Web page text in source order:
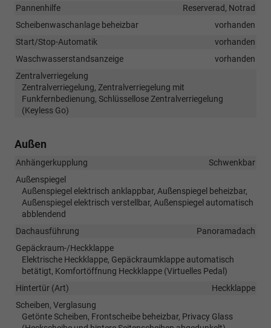
Pannenhilfe
Reserverad, Notrad
Scheibenwaschanlage beheizbar
vorhanden
Start/Stop-Automatik
vorhanden
Waschwasserstandsanzeige
vorhanden
Zentralverriegelung
Zentralverriegelung, Zentralverriegelung mit
Funkfernbedienung, Schlüssellose Zentralverriegelung
(Keyless Go)
Außen
Anhängerkupplung
Schwenkbar
Außenspiegel
Außenspiegel elektrisch anklappbar, Außenspiegel beheizbar,
Außenspiegel elektrisch verstellbar, Außenspiegel automatisch
abblendend
Dachausführung
Panoramadach
Gepäckraum-/Heckklappe
Elektrische Heckklappe, Gepäckraumklappe automatisch
betätigt, Komfortöffnung Heckklappe (Virtuelles Pedal)
Hintertür (Art)
Heckklappe
Scheiben, Verglasung
Getönte Scheiben, Frontscheibe beheizbar, Privacy Glass